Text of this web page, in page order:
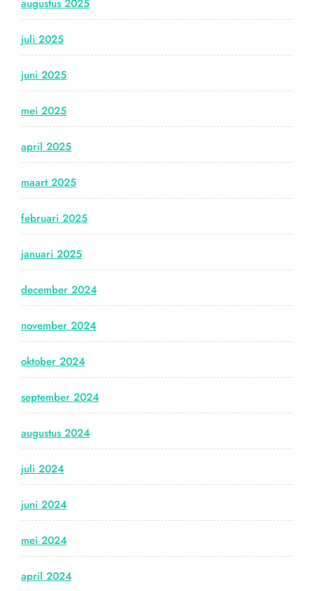
augustus 2025
juli 2025
juni 2025
mei 2025
april 2025
maart 2025
februari 2025
januari 2025
december 2024
november 2024
oktober 2024
september 2024
augustus 2024
juli 2024
juni 2024
mei 2024
april 2024